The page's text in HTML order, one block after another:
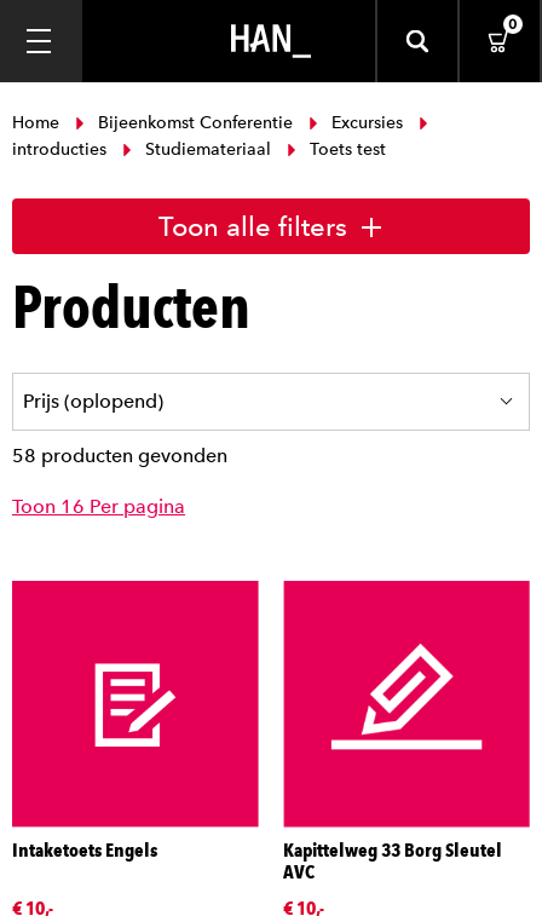
0
Home Bijeenkomst Conferentie
Excursies
introducties
Studiemateriaal Toets test
Toon alle filters
Producten
58 producten gevonden
Toon 16 Per pagina
Intaketoets Engels
€ 10,-
Kapittelweg 33 Borg Sleutel
AVC
€ 10,-